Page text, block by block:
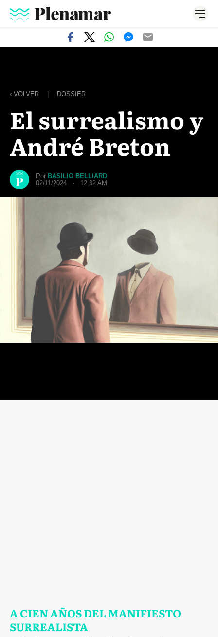
‹ VOLVER DOSSIER
El surrealismo y
André Breton
Por BASILIO BELLIARD
02/11/2024 · 12:32 AM
A CIEN AÑOS DEL MANIFIESTO
SURREALISTA